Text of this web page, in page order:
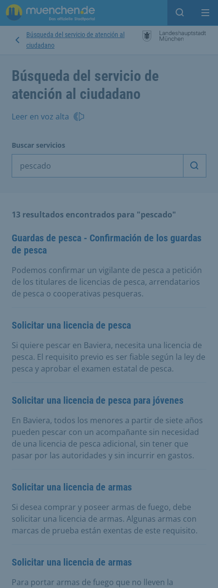
Open
Búsqueda del servicio de atención al
ciudadano
Búsqueda del servicio de
atención al ciudadano
Leer en voz alta
Buscar servicios
13 resultados encontrados para "pescado"
Guardas de pesca - Confirmación de los guardas
de pesca
Podemos confirmar un vigilante de pesca a petición
de los titulares de licencias de pesca, arrendatarios
de pesca o cooperativas pesqueras.
Solicitar una licencia de pesca
Si quiere pescar en Baviera, necesita una licencia de
pesca. El requisito previo es ser fiable según la ley de
pesca y aprobar el examen estatal de pesca.
Solicitar una licencia de pesca para jóvenes
En Baviera, todos los menores a partir de siete años
pueden pescar con un acompañante sin necesidad
de una licencia de pesca adicional, sin tener que
pasar por las autoridades y sin incurrir en gastos.
Solicitar una licencia de armas
Si desea comprar y poseer armas de fuego, debe
solicitar una licencia de armas. Algunas armas con
marcas de prueba están exentas de este requisito.
Solicitar una licencia de armas
Para portar armas de fuego que no lleven la